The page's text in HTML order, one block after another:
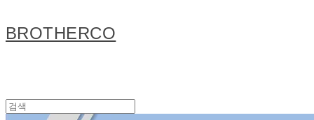
BROTHERCO